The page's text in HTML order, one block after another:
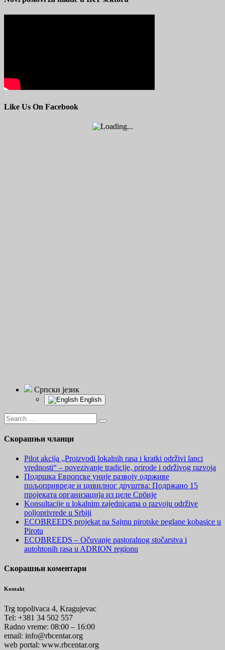
Like Us On Facebook
Српски језик
English
Скорашњи чланци
Pilot akcija „Proizvodi lokalnih rasa i kratki održivi lanci
vrednosti“ – povezivanje tradicije, prirode i održivog razvoja
Подршка Европске уније развоју одрживе
пољопривреде и цивилног друштва: Подржано 15
пројеката организација из целе Србије
Konsultacije u lokalnim zajednicama o razvoju održive
poljoprivrede u Srbiji
ECOBREEDS projekat na Sajmu pirotske peglane kobasice u
Pirotu
ECOBREEDS – Očuvanje pastoralnog stočarstva i
autohtonih rasa u ADRION regionu
Скорашњи коментари
Kontakt
Trg topolivaca 4, Kragujevac
Tel: +381 34 502 557
Radno vreme: 08:00 – 16:00
email: info@rbcentar.org
web portal: www.rbcentar.org